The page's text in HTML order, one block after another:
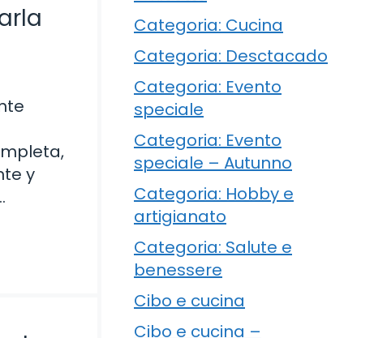
y
Categoria: Cucina
Categoria: Desctacado
Categoria: Evento
speciale
Categoria: Evento
speciale – Autunno
Categoria: Hobby e
artigianato
Categoria: Salute e
benessere
Cibo e cucina
Cibo e cucina –